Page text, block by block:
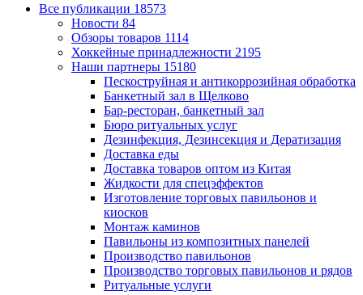
Все публикации 18573
Новости 84
Обзоры товаров 1114
Хоккейные принадлежности 2195
Наши партнеры 15180
Пескоструйная и антикоррозийная обработка
Банкетный зал в Щелково
Бар-ресторан, банкетный зал
Бюро ритуальных услуг
Дезинфекция, Дезинсекция и Дератизация
Доставка еды
Доставка товаров оптом из Китая
Жидкости для спецэффектов
Изготовление торговых павильонов и
киосков
Монтаж каминов
Павильоны из композитных панелей
Производство павильонов
Производство торговых павильонов и рядов
Ритуальные услуги